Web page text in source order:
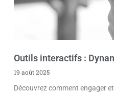
Outils interactifs :
19 août 2025
Découvrez comment engager